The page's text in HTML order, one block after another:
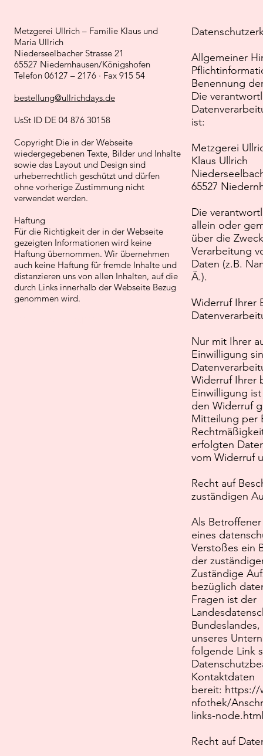
Allgemeiner
Benennung
Die
ist:
Metzgerei
Klaus Ullrich
65527
Die
allein oder
über die
Verarbeitung
Daten (z.B.
Ä.).
Widerruf Ihrer
Nur mit Ihrer
Einwilligung
Widerruf Ihrer
Einwilligung
den Widerruf
Mitteilung per
erfolgten
vom Widerruf
Recht auf
zuständigen
Als
eines
Verstoßes ein
der
Zuständige
bezüglich
Fragen ist der
unseres
folgende Link
Kontaktdaten
bereit: https://
nfothek/
links-node.html
Recht auf
Metzgerei Ullrich – Familie Klaus und
Maria Ullrich
Niederseelbacher Strasse 21
65527 Niedernhausen/Königshofen
Telefon 06127 – 2176 · Fax 915 54
bestellung@ullrichdays.de
UsSt ID DE 04 876 30158
Copyright Die in der Webseite
wiedergegebenen Texte, Bilder und Inhalte
sowie das Layout und Design sind
urheberrechtlich geschützt und dürfen
ohne vorherige Zustimmung nicht
verwendet werden.
Haftung
Für die Richtigkeit der in der Webseite
gezeigten Informationen wird keine
Haftung übernommen. Wir übernehmen
auch keine Haftung für fremde Inhalte und
distanzieren uns von allen Inhalten, auf die
durch Links innerhalb der Webseite Bezug
genommen wird.